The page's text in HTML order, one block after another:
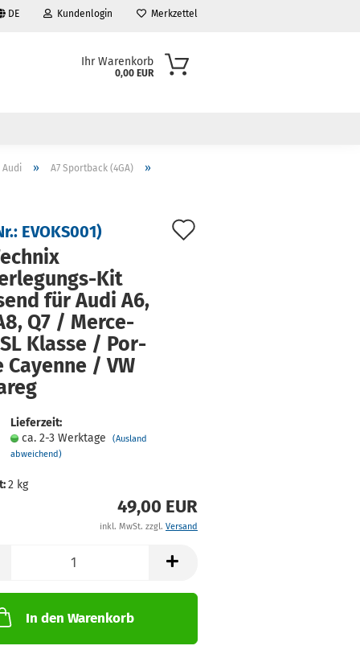
DE Kundenlogin Merkzettel
Ihr Warenkorb
0,00 EUR
Audi » A7 Sportback (4GA) »
EVOKS001)
​Kit
für Audi A6,
Q7 / Mer­ce­
Klas­se / Por­
Ca­yenne / VW
Lieferzeit:
ca. 2-3 Werktage
(Ausland
abweichend)
2kg
49,00 EUR
inkl. MwSt. zzgl. Versand
In den Warenkorb